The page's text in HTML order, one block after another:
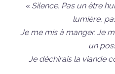
« Silence. Pas un être
lumière,
Je me mis à manger. Je
un
Je déchirais la viande